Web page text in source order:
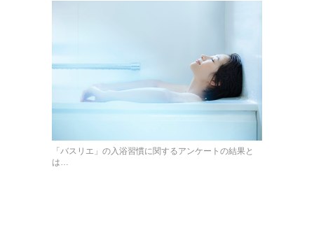
「バスリエ」の入浴習慣に関するアンケートの結果と
は…